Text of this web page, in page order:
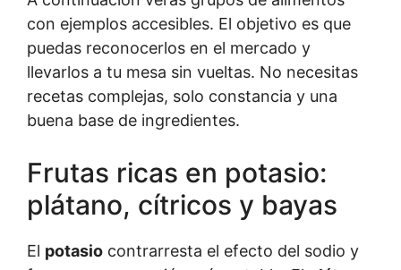
con ejemplos accesibles. El objetivo es que
puedas reconocerlos en el mercado y
llevarlos a tu mesa sin vueltas. No necesitas
recetas complejas, solo constancia y una
buena base de ingredientes.
Frutas ricas en potasio:
plátano, cítricos y bayas
El potasio contrarresta el efecto del sodio y